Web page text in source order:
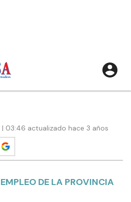
03:46 actualizado hace 3 años
DE LA PROVINCIA